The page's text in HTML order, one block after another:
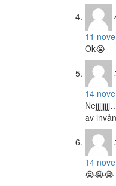
11
Ok😭
14
av
14
😭😭😭